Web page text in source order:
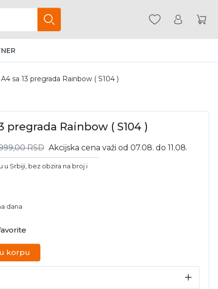
sa 13 pregrada Rainbow ( S104 )
pregrada Rainbow ( S104 )
RSD Akcijska cena važi od 07.08. do 11.08.
u Srbiji, bez obzira na broj i
dana
korpu